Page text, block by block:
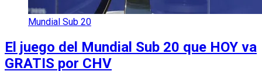
Mundial Sub 20
El juego del Mundial Sub 20 que HOY va
GRATIS por CHV